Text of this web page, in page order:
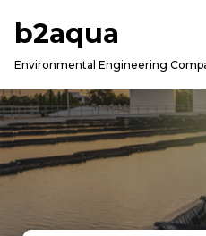
b2aqua
Environmental Engineering